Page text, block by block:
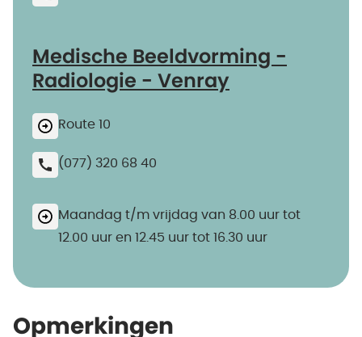
Medische Beeldvorming -
Radiologie - Venray
Route 10
(077) 320 68 40
Maandag t/m vrijdag van 8.00 uur tot
12.00 uur en 12.45 uur tot 16.30 uur
Opmerkingen